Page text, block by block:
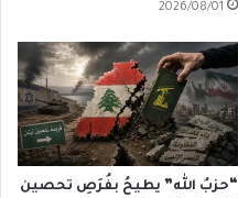
2026/08/01
“حزبُ الله” يطيحُ بفُرَصِ تحصين